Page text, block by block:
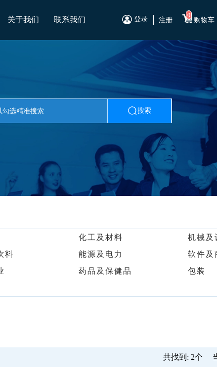
关于我们 联系我们 登录 注册
0
购物车
搜索
化工及材料
机械及
料 能源及电力
软件及
药品及保健品
包装
共找到: 2个